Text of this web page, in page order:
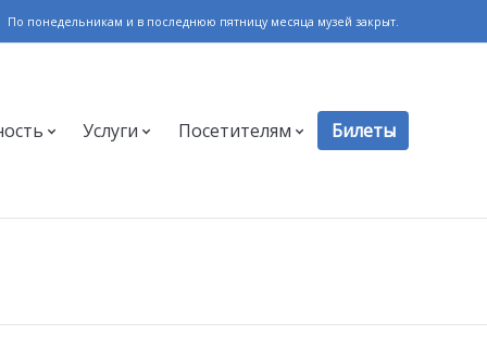
По понедельникам и в последнюю пятницу месяца музей закрыт.
Услуги Посетителям Билеты